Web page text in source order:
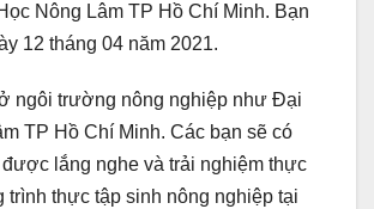
Nông Lâm TP Hồ Chí Minh. Bạn
12 tháng 04 năm 2021.
ngôi trường nông nghiệp như Đại
TP Hồ Chí Minh. Các bạn sẽ có
lắng nghe và trải nghiệm thực
trình thực tập sinh nông nghiệp tại